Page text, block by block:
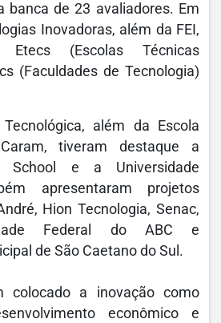
banca de 23 avaliadores. Em
Inovadoras, além da FEI,
Etecs (Escolas Técnicas
(Faculdades de Tecnologia)
além da Escola
tiveram destaque a
School e a Universidade
apresentaram projetos
Hion Tecnologia, Senac,
Federal do ABC e
de São Caetano do Sul.
colocado a inovação como
econômico e